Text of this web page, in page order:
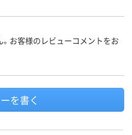
お客様のレビューコメントをお
を書く